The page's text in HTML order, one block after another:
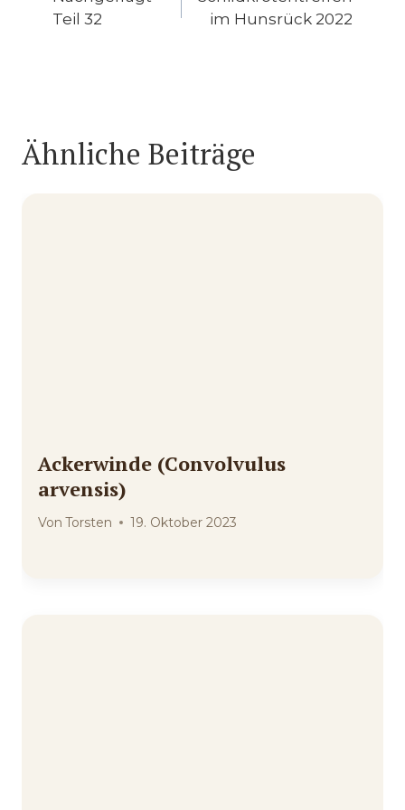
Teil 32
im Hunsrück 2022
Ähnliche Beiträge
Ackerwinde (Convolvulus
arvensis)
Von Torsten 19. Oktober 2023